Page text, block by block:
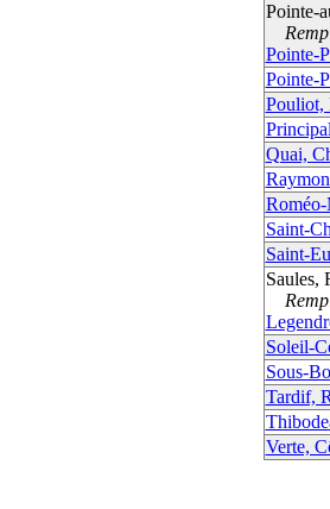
Pointe-
Pointe-
Pointe-
Pouliot,
Quai,
Saint-
Saint-
Saules,
Soleil-
Sous-
Tardif,
Verte,